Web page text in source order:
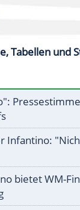
Tabellen und
Infantino:
bietet WM-